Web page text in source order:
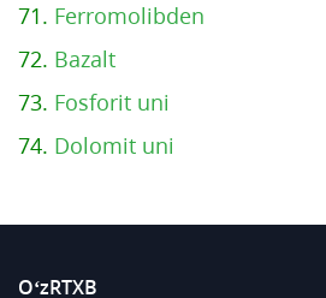
71. Ferromolibden
72. Bazalt
73. Fosforit uni
74. Dolomit uni
O‘zRTXB